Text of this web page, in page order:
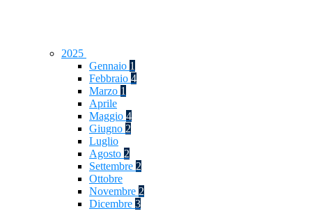
2025
Gennaio 1
Febbraio 4
Marzo 1
Aprile
Maggio 4
Giugno 2
Luglio
Agosto 2
Settembre 2
Ottobre
Novembre 2
Dicembre 3